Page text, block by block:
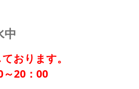
中
おります。
～20：00